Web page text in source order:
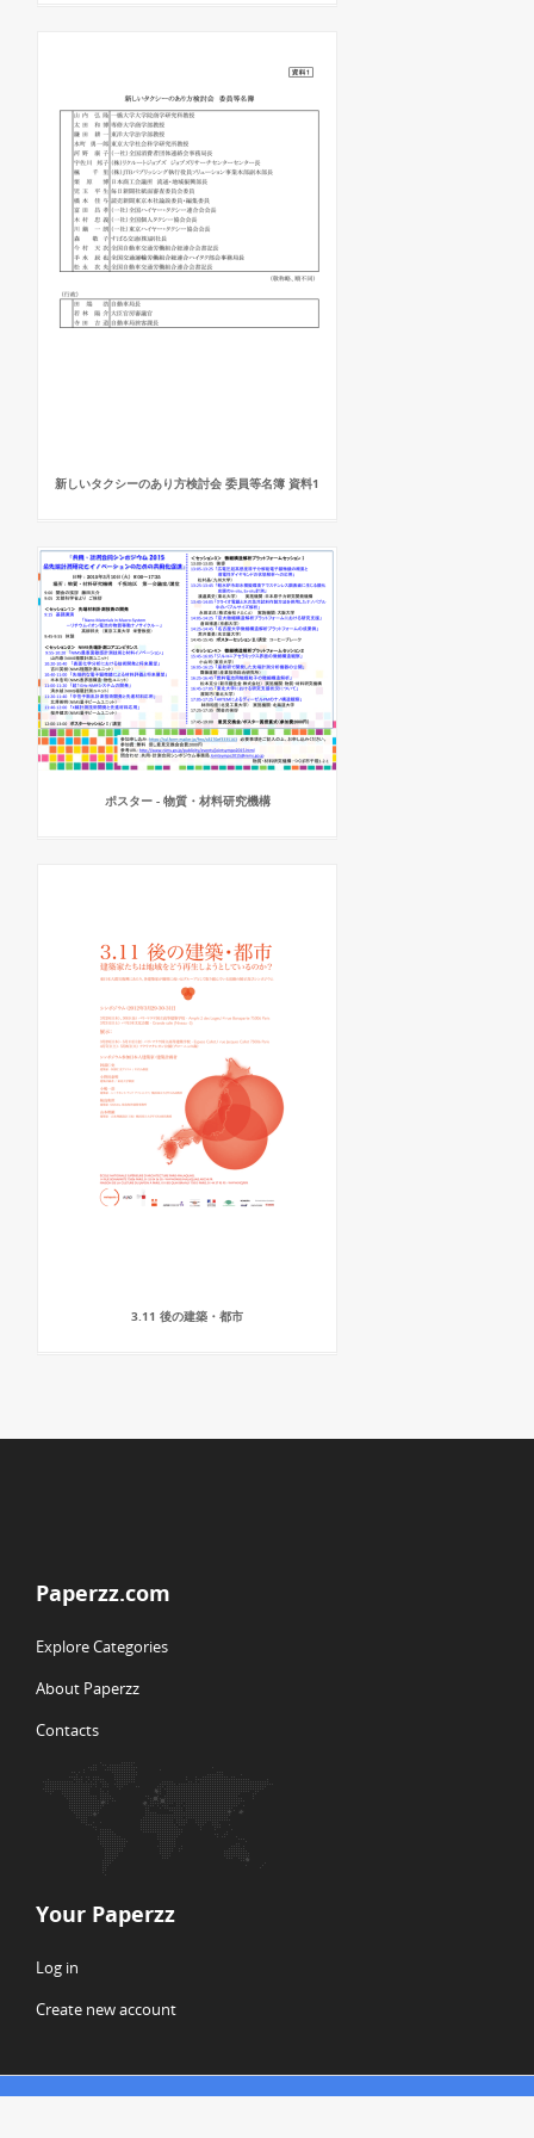
新しいタクシーのあり方検討会 委員等名簿 資料1
ポスター - 物質・材料研究機構
3.11 後の建築・都市
Paperzz.com
Explore Categories
About Paperzz
Contacts
Your Paperzz
Log in
Create new account